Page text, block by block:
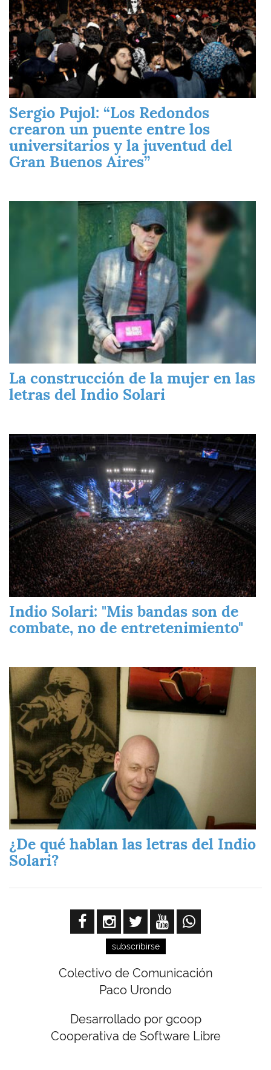
Sergio Pujol: “Los Redondos
crearon un puente entre los
universitarios y la juventud del
Gran Buenos Aires”
La construcción de la mujer en las
letras del Indio Solari
Imagen
Indio Solari: "Mis bandas son de
combate, no de entretenimiento"
Imagen
¿De qué hablan las letras del Indio
Solari?
subscribirse
Colectivo de Comunicación
Paco Urondo
Desarrollado por gcoop
Cooperativa de Software Libre